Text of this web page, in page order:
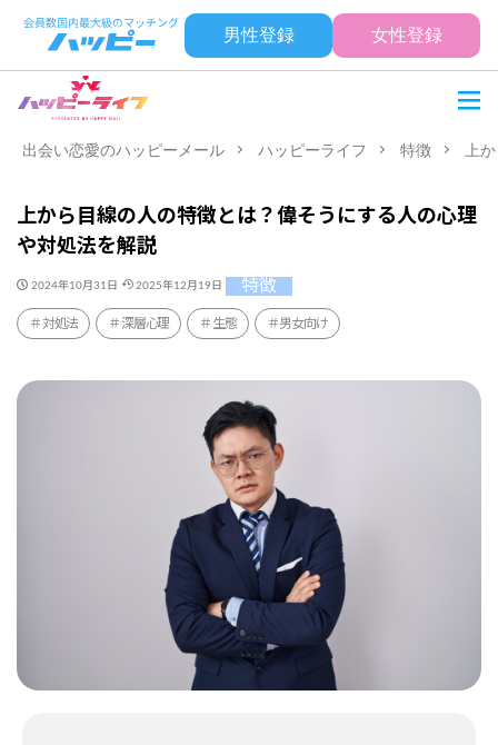
男性登録 女性登録
出会い恋愛のハッピーメール ハッピーライフ 特徴 上
上から目線の人の特徴とは？偉そうにする人の心理
や対処法を解説
2024年10月31日 2025年12月19日 特徴
対処法 深層心理 生態 男女向け